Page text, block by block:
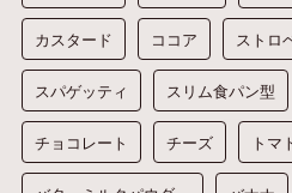
カスタード ココア ストロ
スパゲッティ スリム食パン型
チョコレート チーズ トマ